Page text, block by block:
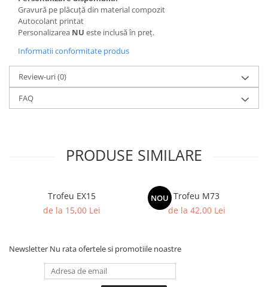
Figurine Plastic
Accesorii Figurine
Cupe Outlet
Medalii Outlet
Trofee Outlet
Figurine Outlet
Produse Personalizate
Alte categorii
Columbofili
Gravură pe plăcuță din material compozit
Autocolant printat
Personalizarea NU este inclusă în preț.
Informatii conformitate produs
Review-uri(0)
FAQ
PRODUSE SIMILARE
Trofeu EX15
de la 15,00 Lei
NOU Trofeu M73
de la 42,00 Lei
Newsletter Nu rata ofertele si promotiile noastre